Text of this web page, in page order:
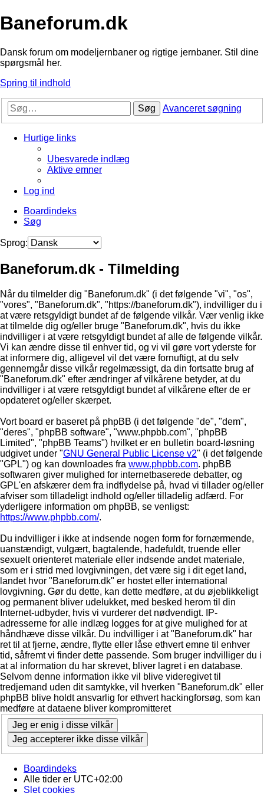
Baneforum.dk
Dansk forum om modeljernbaner og rigtige jernbaner. Stil dine
spørgsmål her.
Spring til indhold
Søg Avanceret søgning
Hurtige links
Ubesvarede indlæg
Aktive emner
Log ind
Boardindeks
Søg
Sprog:
Baneforum.dk - Tilmelding
Når du tilmelder dig "Baneforum.dk" (i det følgende "vi", "os",
"vores", "Baneforum.dk", "https://baneforum.dk"), indvilliger du i
at være retsgyldigt bundet af de følgende vilkår. Vær venlig ikke
at tilmelde dig og/eller bruge "Baneforum.dk", hvis du ikke
indvilliger i at være retsgyldigt bundet af alle de følgende vilkår.
Vi kan ændre disse til enhver tid, og vi vil gøre vort yderste for
at informere dig, alligevel vil det være fornuftigt, at du selv
gennemgår disse vilkår regelmæssigt, da din fortsatte brug af
"Baneforum.dk" efter ændringer af vilkårene betyder, at du
indvilliger i at være retsgyldigt bundet af vilkårene efter de er
opdateret og/eller skærpet.
Vort board er baseret på phpBB (i det følgende "de", "dem",
"deres", "phpBB software", "www.phpbb.com", "phpBB
Limited", "phpBB Teams") hvilket er en bulletin board-løsning
udgivet under "GNU General Public License v2" (i det følgende
"GPL") og kan downloades fra www.phpbb.com. phpBB
softwaren giver mulighed for internetbaserede debatter, og
GPL'en afskærer dem fra indflydelse på, hvad vi tillader og/eller
afviser som tilladeligt indhold og/eller tilladelig adfærd. For
yderligere information om phpBB, se venligst:
https://www.phpbb.com/.
Du indvilliger i ikke at indsende nogen form for fornærmende,
uanstændigt, vulgært, bagtalende, hadefuldt, truende eller
sexuelt orienteret materiale eller indsende andet materiale,
som er i strid med lovgivningen, det være sig i dit eget land,
landet hvor "Baneforum.dk" er hostet eller international
lovgivning. Gør du dette, kan dette medføre, at du øjeblikkeligt
og permanent bliver udelukket, med besked herom til din
Internet-udbyder, hvis vi vurderer det nødvendigt. IP-
adresserne for alle indlæg logges for at give mulighed for at
håndhæve disse vilkår. Du indvilliger i at "Baneforum.dk" har
ret til at fjerne, ændre, flytte eller låse ethvert emne til enhver
tid, såfremt vi finder dette passende. Som bruger indvilliger du i
at al information du har skrevet, bliver lagret i en database.
Selvom denne information ikke vil blive videregivet til
tredjemand uden dit samtykke, vil hverken "Baneforum.dk" eller
phpBB blive holdt ansvarlig for ethvert hackingforsøg, som kan
medføre at dataene bliver kompromitteret
Boardindeks
Alle tider er UTC+02:00
Slet cookies